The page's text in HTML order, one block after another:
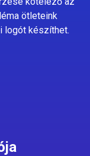
ötleteink
logót készíthet.